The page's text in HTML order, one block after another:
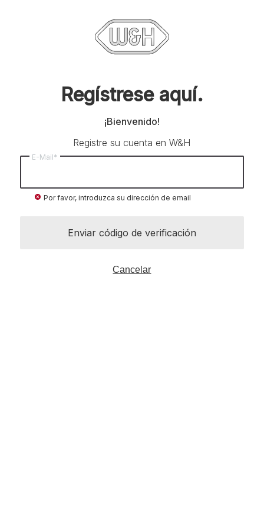
Regístrese aquí.
¡Bienvenido!
Registre su cuenta en W&H
E-Mail*
cancel Por favor, introduzca su dirección de email
Enviar código de verificación
Cancelar